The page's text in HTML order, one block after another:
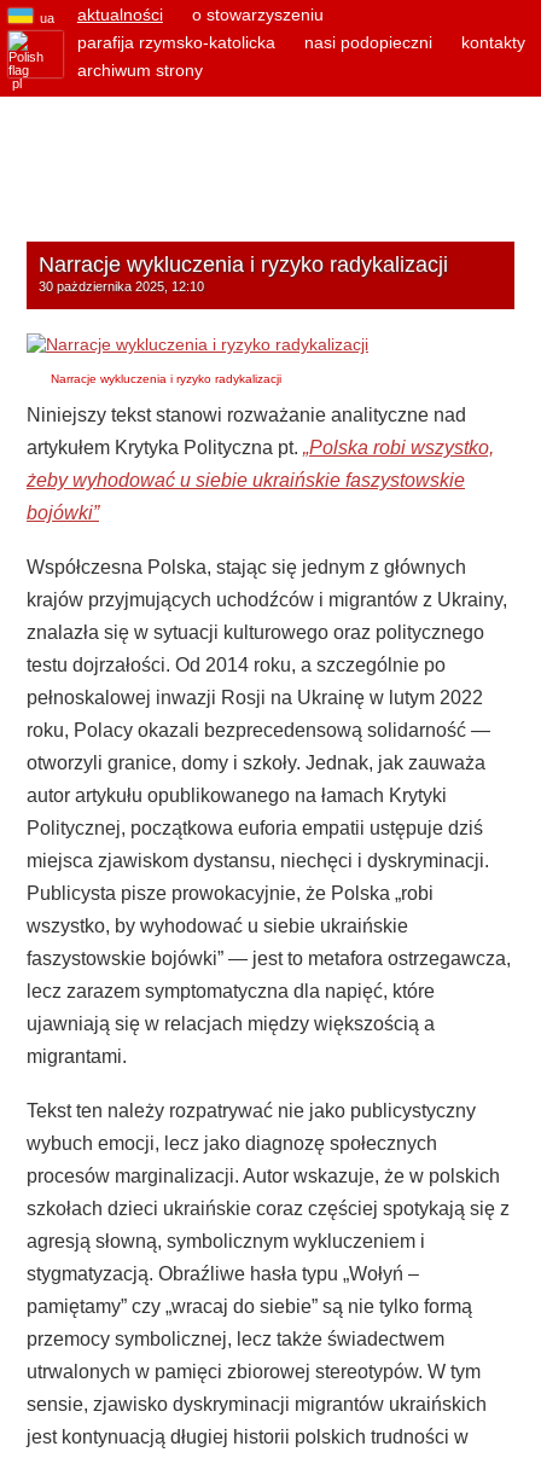
ua
pl
aktualności
o stowarzyszeniu
parafija rzymsko-katolicka
nasi podopieczni
kontakty
archiwum strony
Narracje wykluczenia i ryzyko radykalizacji
30 pażdziernika 2025, 12:10
Narracje wykluczenia i ryzyko radykalizacji
Niniejszy tekst stanowi rozważanie analityczne nad
artykułem Krytyka Polityczna pt. „Polska robi wszystko,
żeby wyhodować u siebie ukraińskie faszystowskie
bojówki”
Współczesna Polska, stając się jednym z głównych
krajów przyjmujących uchodźców i migrantów z Ukrainy,
znalazła się w sytuacji kulturowego oraz politycznego
testu dojrzałości. Od 2014 roku, a szczególnie po
pełnoskalowej inwazji Rosji na Ukrainę w lutym 2022
roku, Polacy okazali bezprecedensową solidarność —
otworzyli granice, domy i szkoły. Jednak, jak zauważa
autor artykułu opublikowanego na łamach Krytyki
Politycznej, początkowa euforia empatii ustępuje dziś
miejsca zjawiskom dystansu, niechęci i dyskryminacji.
Publicysta pisze prowokacyjnie, że Polska „robi
wszystko, by wyhodować u siebie ukraińskie
faszystowskie bojówki” — jest to metafora ostrzegawcza,
lecz zarazem symptomatyczna dla napięć, które
ujawniają się w relacjach między większością a
migrantami.
Tekst ten należy rozpatrywać nie jako publicystyczny
wybuch emocji, lecz jako diagnozę społecznych
procesów marginalizacji. Autor wskazuje, że w polskich
szkołach dzieci ukraińskie coraz częściej spotykają się z
agresją słowną, symbolicznym wykluczeniem i
stygmatyzacją. Obraźliwe hasła typu „Wołyń –
pamiętamy” czy „wracaj do siebie” są nie tylko formą
przemocy symbolicznej, lecz także świadectwem
utrwalonych w pamięci zbiorowej stereotypów. W tym
sensie, zjawisko dyskryminacji migrantów ukraińskich
jest kontynuacją długiej historii polskich trudności w